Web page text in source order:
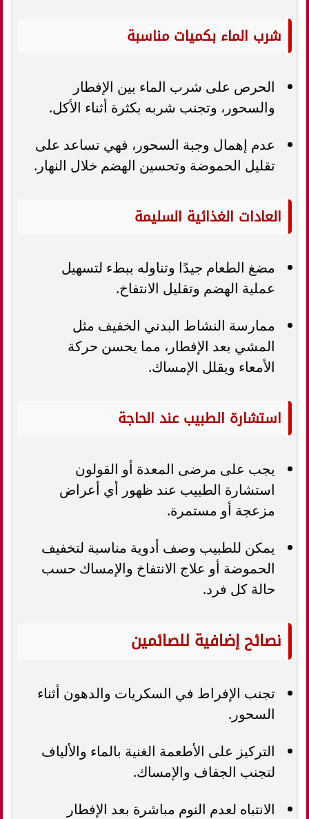
شرب الماء بكميات مناسبة
الحرص على شرب الماء بين الإفطار
والسحور، وتجنب شربه بكثرة أثناء الأكل.
عدم إهمال وجبة السحور، فهي تساعد على
تقليل الحموضة وتحسين الهضم خلال النهار.
العادات الغذائية السليمة
مضغ الطعام جيدًا وتناوله ببطء لتسهيل
عملية الهضم وتقليل الانتفاخ.
ممارسة النشاط البدني الخفيف مثل
المشي بعد الإفطار، مما يحسن حركة
الأمعاء ويقلل الإمساك.
استشارة الطبيب عند الحاجة
يجب على مرضى المعدة أو القولون
استشارة الطبيب عند ظهور أي أعراض
مزعجة أو مستمرة.
يمكن للطبيب وصف أدوية مناسبة لتخفيف
الحموضة أو علاج الانتفاخ والإمساك حسب
حالة كل فرد.
نصائح إضافية للصائمين
تجنب الإفراط في السكريات والدهون أثناء
السحور.
التركيز على الأطعمة الغنية بالماء والألياف
لتجنب الجفاف والإمساك.
الانتباه لعدم النوم مباشرة بعد الإفطار